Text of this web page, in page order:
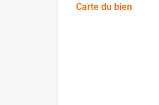
Carte du bien